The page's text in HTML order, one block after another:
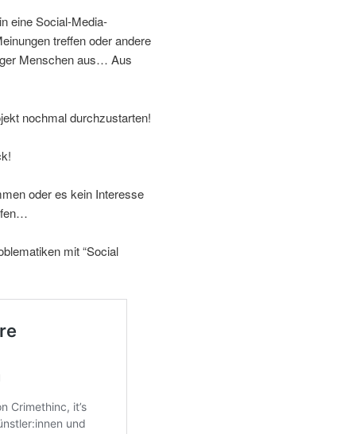
eine Social-Media-
treffen oder andere
Menschen aus… Aus
nochmal durchzustarten!
oder es kein Interesse
mit “Social